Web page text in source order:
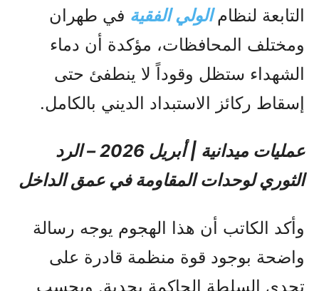
التابعة لنظامالولي الفقیة في طهران
ومختلف المحافظات، مؤكدة أن دماء
الشهداء ستظل وقوداً لا ينطفئ حتى
إسقاط ركائز الاستبداد الديني بالكامل.
عمليات ميدانية | أبريل 2026 – الرد
الثوري لوحدات المقاومة في عمق الداخل
وأكد الكاتب أن هذا الهجوم يوجه رسالة
واضحة بوجود قوة منظمة قادرة على
تحدي السلطة الحاكمة بجدية. وبحسب